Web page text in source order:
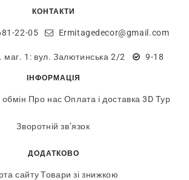
КОНТАКТИ
22-05 Ermitagedecor@gmail.com
маг. 1: вул. Залютинська 2/2 9-18
ІНФОРМАЦІЯ
Про нас Оплата і доставка 3D Тур
Зворотній зв’язок
ДОДАТКОВО
сайту Товари зі знижкою